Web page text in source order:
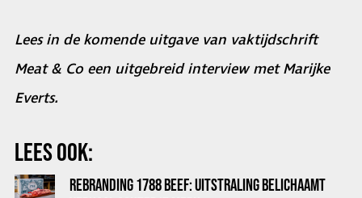
Lees in de komende uitgave van vaktijdschrift
Meat & Co een uitgebreid interview met Marijke
Everts.
LEES OOK:
REBRANDING 1788 BEEF: UITSTRALING BELICHAAMT